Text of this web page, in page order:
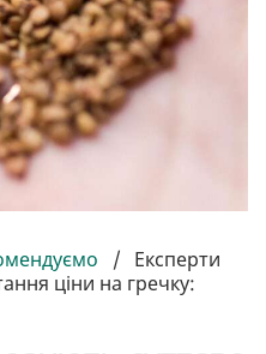
/ Експерти
ціни на гречку: